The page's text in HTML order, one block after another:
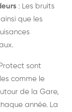
: Les bruits
que les
sont
comme le
de la Gare,
année. La